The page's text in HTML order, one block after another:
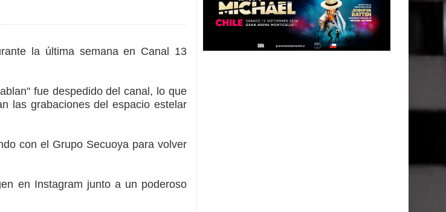
del Maule por su
de Linares
pantallas interactivas del
la última semana en Canal 13
fue despedido del canal, lo que
las grabaciones del espacio estelar
con el Grupo Secuoya para volver
en Instagram junto a un poderoso